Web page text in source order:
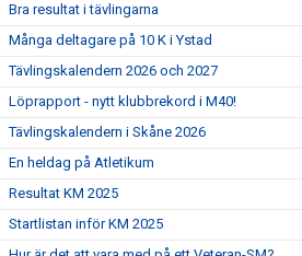
Bra resultat i tävlingarna
Många deltagare på 10 K i Ystad
Tävlingskalendern 2026 och 2027
Löprapport - nytt klubbrekord i M40!
Tävlingskalendern i Skåne 2026
En heldag på Atletikum
Resultat KM 2025
Startlistan inför KM 2025